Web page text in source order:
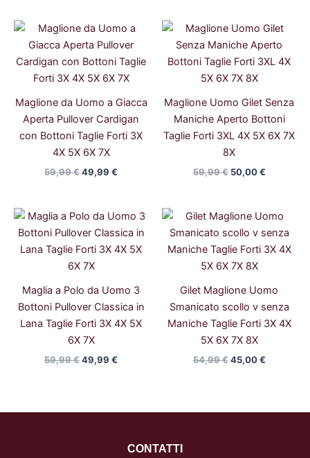
Maglione da Uomo a Giacca
Aperta Pullover Cardigan
con Bottoni Taglie Forti 3X
4X 5X 6X 7X
59,99€
Il
originale
era:
59,99 €.
49,99 €
Il
attuale
è:
49,99 €.
Maglione Uomo Gilet Senza
Maniche Aperto Bottoni
Taglie Forti 3XL 4X 5X 6X 7X
8X
59,99€
Il
originale
era:
59,99 €.
50,00€
Il
attuale
è:
Maglia a Polo da Uomo 3
Bottoni Pullover Classica in
Lana Taglie Forti 3X 4X 5X
6X 7X
59,99€
Il
originale
era:
59,99 €.
49,99 €
Il
attuale
è:
Gilet Maglione Uomo
Smanicato scollo v senza
Maniche Taglie Forti 3X 4X
5X 6X 7X 8X
54,99€
Il
originale
era:
54,99 €.
45,00€
Il
attuale
è:
CONTATTI